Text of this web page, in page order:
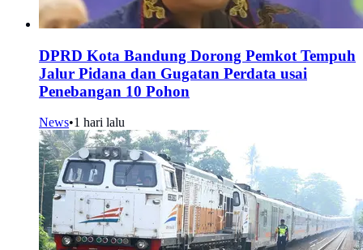
DPRD Kota Bandung Dorong Pemkot Tempuh
Jalur Pidana dan Gugatan Perdata usai
Penebangan 10 Pohon
News•1 hari lalu